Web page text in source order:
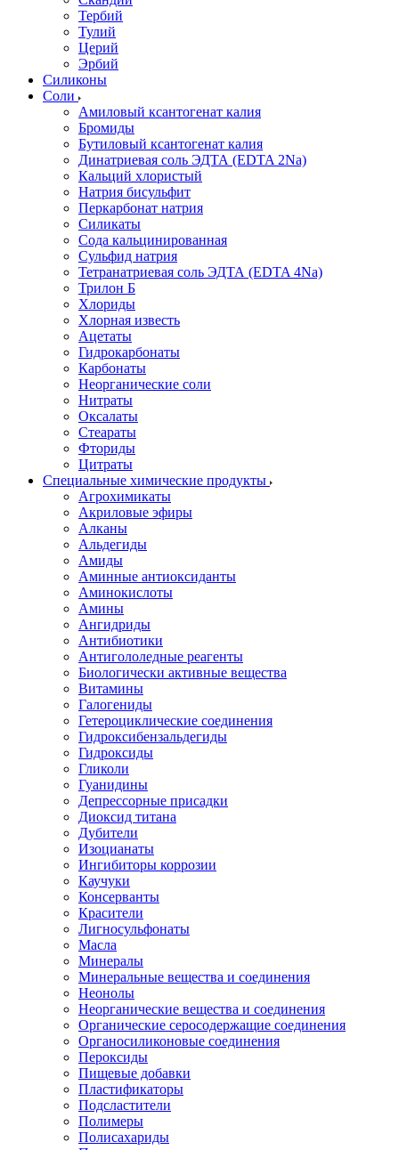
Тербий
Тулий
Церий
Эрбий
Силиконы
Соли
Амиловый ксантогенат калия
Бромиды
Бутиловый ксантогенат калия
Динатриевая соль ЭДТА (EDTA 2Na)
Кальций хлористый
Натрия бисульфит
Перкарбонат натрия
Силикаты
Сода кальцинированная
Сульфид натрия
Тетранатриевая соль ЭДТА (EDTA 4Na)
Трилон Б
Хлориды
Хлорная известь
Ацетаты
Гидрокарбонаты
Карбонаты
Неорганические соли
Нитраты
Оксалаты
Стеараты
Фториды
Цитраты
Специальные химические продукты
Агрохимикаты
Акриловые эфиры
Алканы
Альдегиды
Амиды
Аминные антиоксиданты
Аминокислоты
Амины
Ангидриды
Антибиотики
Антигололедные реагенты
Биологически активные вещества
Витамины
Галогениды
Гетероциклические соединения
Гидроксибензальдегиды
Гидроксиды
Гликоли
Гуанидины
Депрессорные присадки
Диоксид титана
Дубители
Изоцианаты
Ингибиторы коррозии
Каучуки
Консерванты
Красители
Лигносульфонаты
Масла
Минералы
Минеральные вещества и соединения
Неонолы
Неорганические вещества и соединения
Органические серосодержащие соединения
Органосиликоновые соединения
Пероксиды
Пищевые добавки
Пластификаторы
Подсластители
Полимеры
Полисахариды